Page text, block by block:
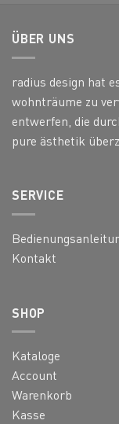
ÜBER UNS
radius design hat
wohnträume zu
entwerfen, die
pure ästhetik
SERVICE
Kontakt
SHOP
Kataloge
Account
Warenkorb
Kasse